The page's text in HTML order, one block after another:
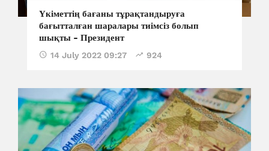
Үкіметтің бағаны тұрақтандыруға
бағытталған шаралары тиімсіз болып
шықты - Президент
14 July 2022 09:27 924